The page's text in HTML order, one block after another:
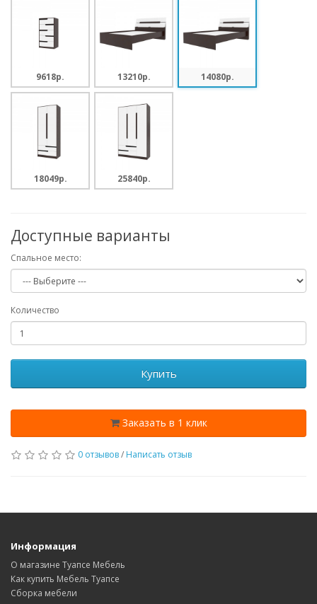
9618p. 13210p. 14080p.
18049p. 25840p.
Доступные варианты
Спальное место:
Количество
Купить
Заказать в 1 клик
0 отзывов/ Написать отзыв
Информация
О магазине Туапсе Мебель
Как купить Мебель Туапсе
Сборка мебели